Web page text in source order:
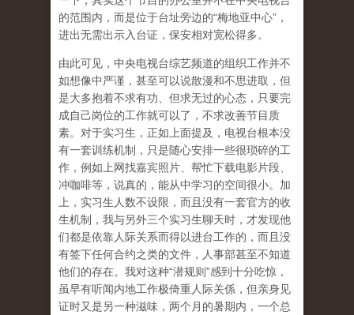
的范围内，而是位于台址旁边的“梅地亚中心”，
进出无需出示入台证，保安相对宽松得多。
由此可见，中央电视台综艺频道的组织工作并不
如想像中严谨，甚至可以说散漫和不思进取，但
是大多抱着不求有功、但求无过的心态，只要完
成自己岗位的工作就可以了，不求改善节目质
素。对于实习生，正如上面提及，电视台根本没
有一套训练机制，只是随心安排一些很琐碎的工
作，例如上网找嘉宾照片、帮忙下载电影片段、
冲咖啡等，说真的，能从中学习的空间很小。加
上，实习生人数不设限，而且没有一套官方的收
生机制，我与另外三个实习生聊天时，才发现他
们都是依靠人际关系而得以进台工作的，而且没
有签下任何合约之类的文件，人事部甚至不知道
他们的存在。我对这种“潜规则”感到十分吃惊，
虽早有听闻内地工作极倚重人际关係，但亲身见
证时又是另一种滋味，两个月的暑期内，一个总